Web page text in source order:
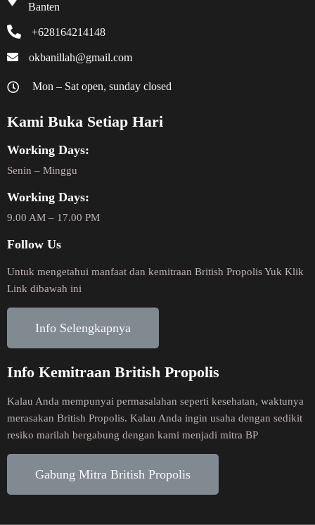
Banten
+628164214148
okbanillah@gmail.com
Mon – Sat open, sunday closed
Kami Buka Setiap Hari
Working Days:
Senin – Minggu
Working Days:
9.00 AM – 17.00 PM
Follow Us
Untuk mengetahui manfaat dan kemitraan British Propolis Yuk Klik
Link dibawah ini
Info Selengkapnya
Info Kemitraan British Propolis
Kalau Anda mempunyai permasalahan seperti kesehatan, waktunya
merasakan British Propolis. Kalau Anda ingin usaha dengan sedikit
resiko marilah bergabung dengan kami menjadi mitra BP
Gabung Mitra British Propolis